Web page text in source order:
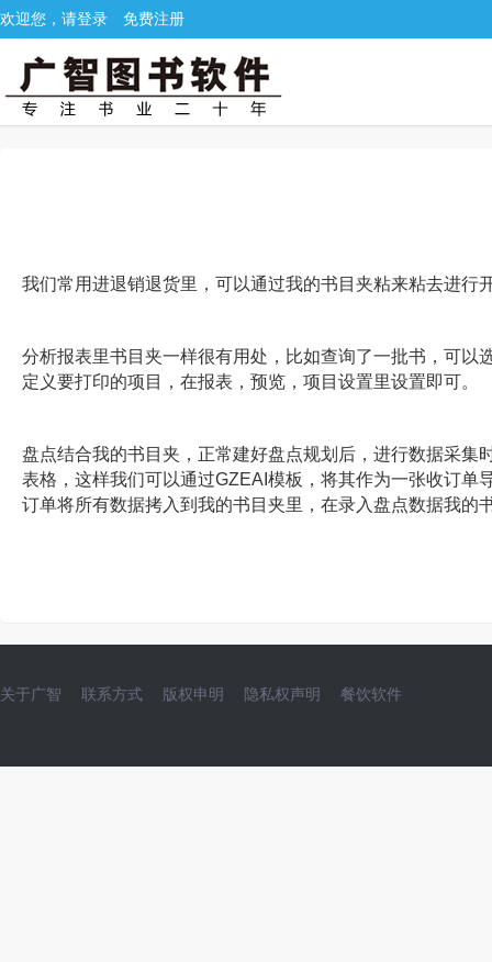
欢迎您，请登录 免费注册
我们常用进退销退货里，可以通过我的书目夹粘来粘去进行
分析报表里书目夹一样很有用处，比如查询了一批书，可
定义要打印的项目，在报表，预览，项目设置里设置即可。
盘点结合我的书目夹，正常建好盘点规划后，进行数据采
表格，这样我们可以通过GZEAI模板，将其作为一张收订
订单将所有数据拷入到我的书目夹里，在录入盘点数据我的
关于广智 联系方式 版权申明 隐私权声明 餐饮软件